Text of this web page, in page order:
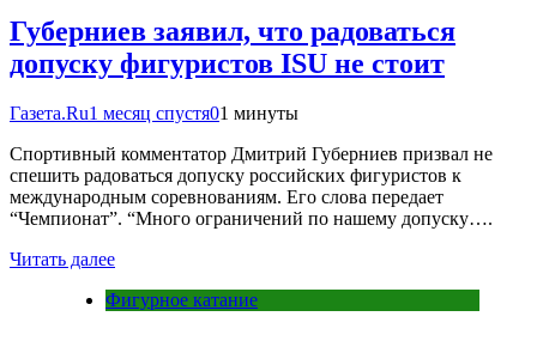
Губерниев заявил, что радоваться
допуску фигуристов ISU не стоит
Газета.Ru1 месяц спустя01 минуты
Спортивный комментатор Дмитрий Губерниев призвал не
спешить радоваться допуску российских фигуристов к
международным соревнованиям. Его слова передает
“Чемпионат”. “Много ограничений по нашему допуску….
Читать далее
Фигурное катание